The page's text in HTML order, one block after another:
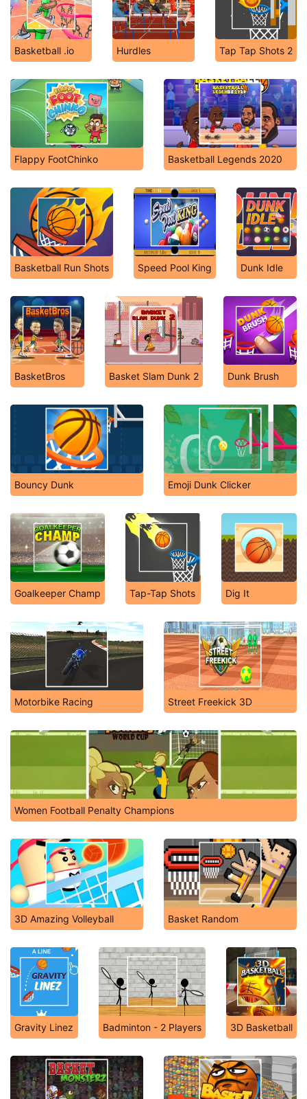
Basketball .io Hurdles Tap Tap Shots 2
Flappy FootChinko Basketball Legends 2020
Basketball Run Shots Speed Pool King Dunk Idle
BasketBros Basket Slam Dunk 2 Dunk Brush
Bouncy Dunk Emoji Dunk Clicker
Goalkeeper Champ Tap-Tap Shots Dig It
Motorbike Racing Street Freekick 3D
Women Football Penalty Champions
3D Amazing Volleyball Basket Random
Gravity Linez Badminton - 2 Players 3D Basketball